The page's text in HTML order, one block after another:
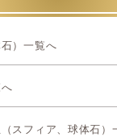
）一覧へ
スフィア、球体石）